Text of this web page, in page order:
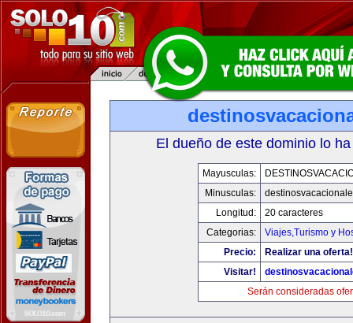
El dueño de este dominio lo
Mayusculas:
Minusculas:
Longitud:
20 caracteres
Categorias:
Viajes,Turismo y
Precio:
Realizar una oferta!
Visitar!
Serán consideradas